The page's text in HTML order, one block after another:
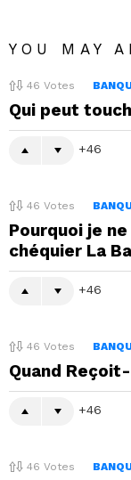
YOU MAY
46 Votes
Qui peut
46
46 Votes
Pourquoi je
chéquier La
46
46 Votes
Quand
46
46 Votes